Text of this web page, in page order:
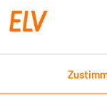
gleichmäßiges,
lässt sich